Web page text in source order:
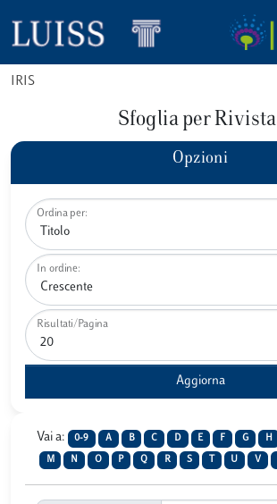
IRIS
Sfoglia per Rivista
Opzioni
Ordina per:
In ordine:
Risultati/Pagina
Vai a: 0-9 A B C D E F G H
M N O P Q R S U V